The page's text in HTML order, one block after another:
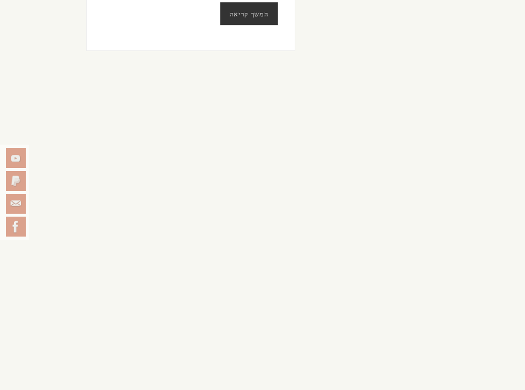
המשך קריאה